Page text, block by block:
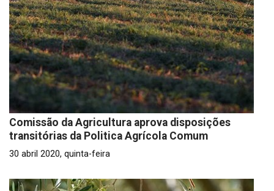
Comissão da Agricultura aprova disposições
transitórias da Politica Agrícola Comum
30 abril 2020, quinta-feira